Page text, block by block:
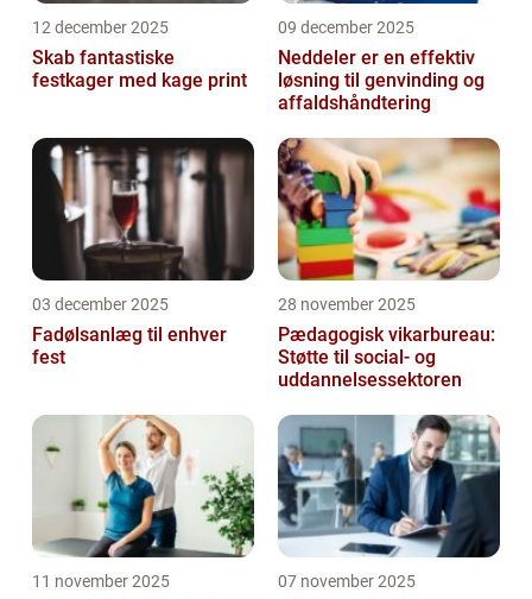
12 december 2025
Skab fantastiske
festkager med kage print
09 december 2025
Neddeler er en effektiv
løsning til genvinding og
affaldshåndtering
03 december 2025
Fadølsanlæg til enhver
fest
28 november 2025
Pædagogisk vikarbureau:
Støtte til social- og
uddannelsessektoren
11 november 2025 07 november 2025